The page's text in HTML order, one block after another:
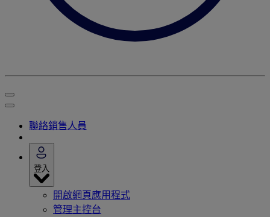
聯絡銷售人員
登入
開啟網頁應用程式
管理主控台